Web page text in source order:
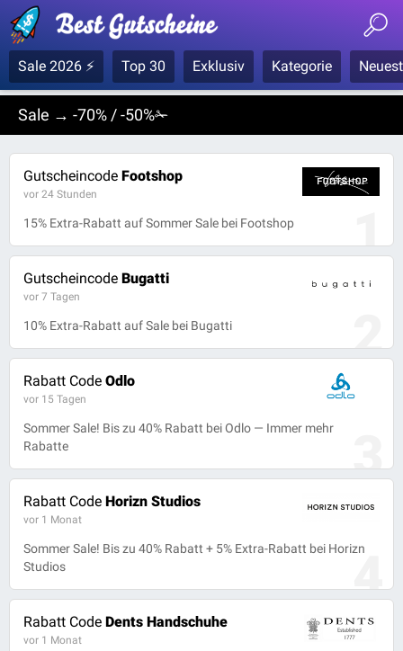
Sale 2026 ⚡ Top 30 Exklusiv Kategorie
Sale → -70% / -50%✁
1
Gutscheincode Footshop
vor 24 Stunden
15% Extra-Rabatt auf Sommer Sale bei Footshop
2
Gutscheincode Bugatti
vor 7 Tagen
10% Extra-Rabatt auf Sale bei Bugatti
3
Rabatt Code Odlo
vor 15 Tagen
Sommer Sale! Bis zu 40% Rabatt bei Odlo — Immer mehr
Rabatte
4
Rabatt Code Horizn Studios
vor 1 Monat
Sommer Sale! Bis zu 40% Rabatt + 5% Extra-Rabatt bei Horizn
Studios
Rabatt Code Dents Handschuhe
vor 1 Monat